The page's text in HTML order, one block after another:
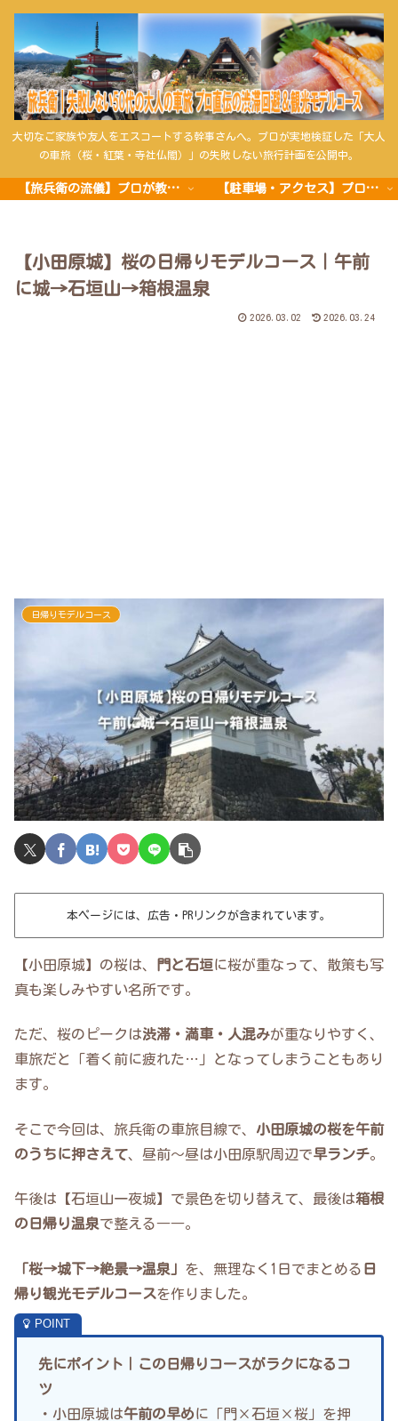
大切なご家族や友人をエスコートする幹事さんへ。プロが実地検証した「大人
の車旅（桜・紅葉・寺社仏閣）」の失敗しない旅行計画を公開中。
【旅兵衛の流儀】プロが教える車旅の極意 【駐車場・アクセス】プロの攻略法
【小田原城】桜の日帰りモデルコース｜午前
に城→石垣山→箱根温泉
2026.03.02 2026.03.24
日帰りモデルコース
本ページには、広告・PRリンクが含まれています。
【小田原城】の桜は、 門と石垣に桜が重なって、散策も写
真も楽しみやすい名所です。
ただ、桜のピークは渋滞・満車・人混みが重なりやすく、
車旅だと「着く前に疲れた…」となってしまうこともあり
ます。
そこで今回は、旅兵衛の車旅目線で、 小田原城の桜を午前
のうちに押さえて、昼前〜昼は小田原駅周辺で早ランチ。
午後は【石垣山一夜城】で景色を切り替えて、最後は箱根
の日帰り温泉で整える――。
「桜→城下→絶景→温泉」 を、無理なく1日でまとめる 日
帰り観光モデルコースを作りました。
先にポイント｜この日帰りコースがラクになるコ
ツ
・小田原城は午前の早めに「門×石垣×桜」を押